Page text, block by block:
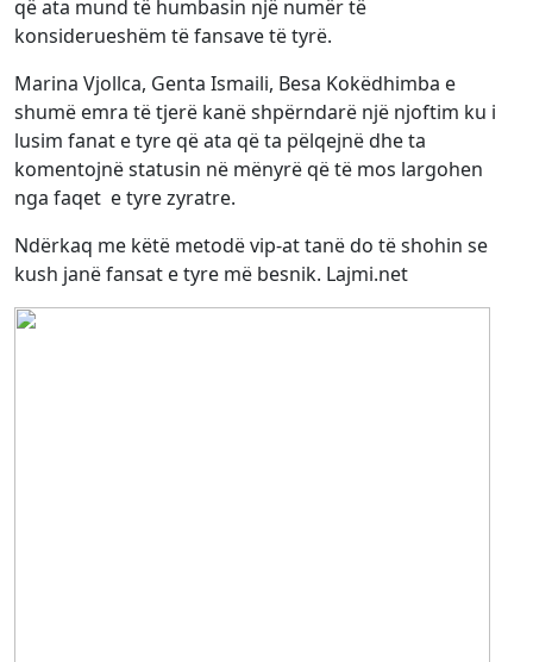
që ata mund të humbasin një numër të
konsiderueshëm të fansave të tyrë.
Marina Vjollca, Genta Ismaili, Besa Kokëdhimba e
shumë emra të tjerë kanë shpërndarë një njoftim ku i
lusim fanat e tyre që ata që ta pëlqejnë dhe ta
komentojnë statusin në mënyrë që të mos largohen
nga faqet e tyre zyratre.
Ndërkaq me këtë metodë vip-at tanë do të shohin se
kush janë fansat e tyre më besnik. Lajmi.net